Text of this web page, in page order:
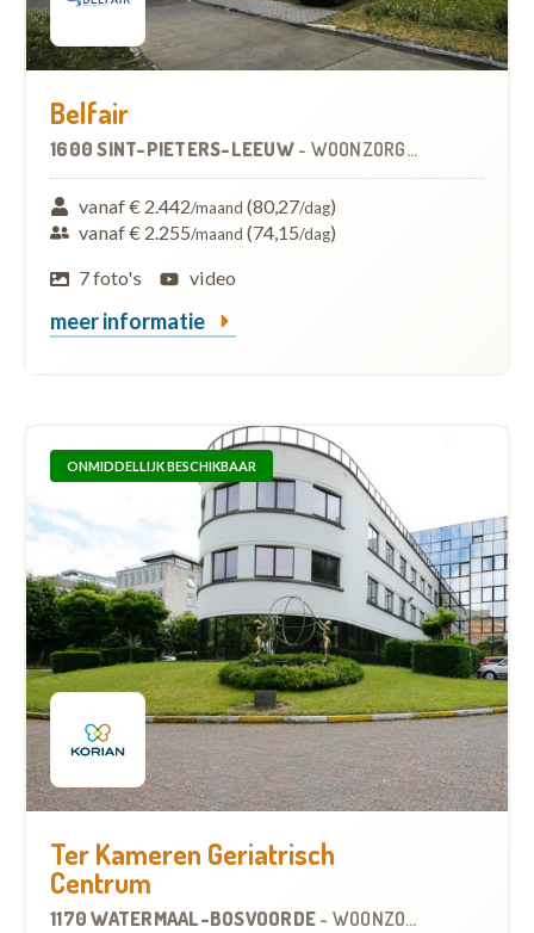
Belfair
1600 SINT-PIETERS-LEEUW - WOONZORGCENTRUM (WZC)
vanaf € 2.442/maand (80,27/dag)
vanaf € 2.255/maand (74,15/dag)
7 foto's
video
meer informatie
ONMIDDELLIJK BESCHIKBAAR
Ter Kameren Geriatrisch
Centrum
1170 WATERMAAL-BOSVOORDE - WOONZORGCENTRUM (WZC)